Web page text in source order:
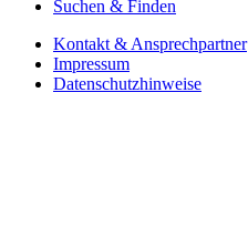
Suchen & Finden
Kontakt & Ansprechpartner
Impressum
Datenschutzhinweise